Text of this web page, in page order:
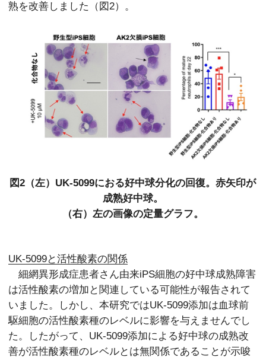
熟を改善しました（図2）。
図2（左）UK-5099におる好中球分化の回復。赤矢印が
成熟好中球。
（右）左の画像の定量グラフ。
UK-5099と活性酸素の関係
細網異形成症患者さん由来iPS細胞の好中球成熟障害
は活性酸素の増加と関連している可能性が報告されて
いました。しかし、本研究ではUK-5099添加は血球前
駆細胞の活性酸素種のレベルに影響を与えませんでし
た。したがって、UK-5099添加による好中球の成熟改
善が活性酸素種のレベルとは無関係であることが示唆